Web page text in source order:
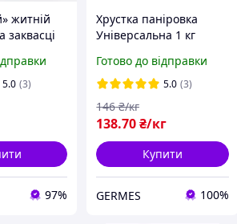
житній
заквасці
з
5.0 (3)
97%
Хрустка паніровка
Універсальна 1 кг
Готово до відправки
5.0 (3)
138.70₴/кг
146 ₴/кг
Купити
GERMES 100%